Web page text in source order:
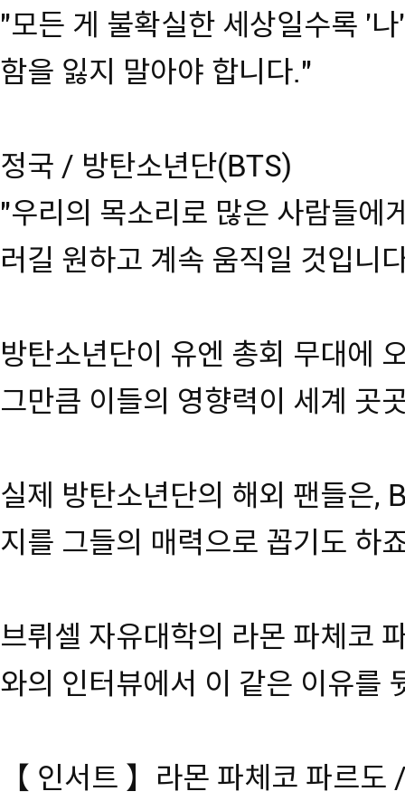
"모든 게 불확실한 세상일수록 '
함을 잃지 말아야 합니다."
정국 / 방탄소년단(BTS)
"우리의 목소리로 많은 사람들에
러길 원하고 계속 움직일 것입니
방탄소년단이 유엔 총회 무대에
그만큼 이들의 영향력이 세계 곳
실제 방탄소년단의 해외 팬들은,
지를 그들의 매력으로 꼽기도 하
브뤼셀 자유대학의 라몬 파체코
와의 인터뷰에서 이 같은 이유를
【 인서트 】라몬 파체코 파르